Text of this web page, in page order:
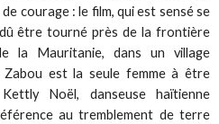
courage : le film, qui est sensé se
être tourné près de la frontière
la Mauritanie, dans un village
est la seule femme à être
Noël, danseuse haïtienne
au tremblement de terre